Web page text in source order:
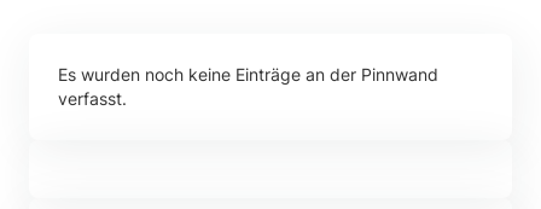
Es wurden noch keine Einträge an der Pinnwand
verfasst.